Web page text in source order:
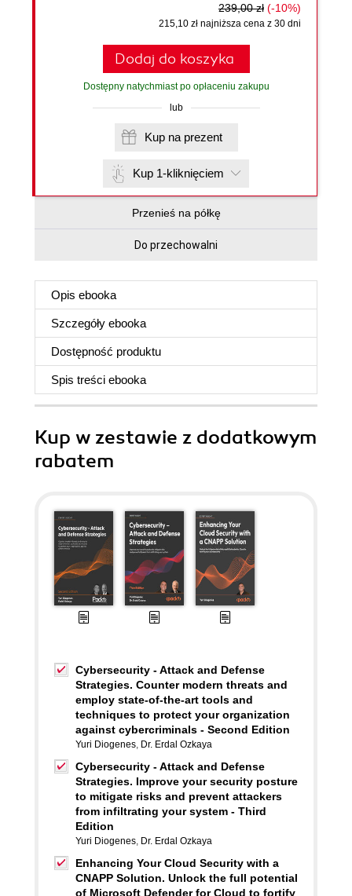
239,00 zł (-10%)
215,10 zł najniższa cena z 30 dni
Dodaj do koszyka
Dostępny natychmiast po opłaceniu zakupu
lub
Kup na prezent
Kup 1-kliknięciem
Przenieś na półkę
Do przechowalni
Opis ebooka
Szczegóły ebooka
Dostępność produktu
Spis treści ebooka
Kup w zestawie z dodatkowym
rabatem
Cybersecurity - Attack and Defense
Strategies. Counter modern threats and
employ state-of-the-art tools and
techniques to protect your organization
against cybercriminals - Second Edition
Yuri Diogenes, Dr. Erdal Ozkaya
Cybersecurity - Attack and Defense
Strategies. Improve your security posture
to mitigate risks and prevent attackers
from infiltrating your system - Third
Edition
Yuri Diogenes, Dr. Erdal Ozkaya
Enhancing Your Cloud Security with a
CNAPP Solution. Unlock the full potential
of Microsoft Defender for Cloud to fortify